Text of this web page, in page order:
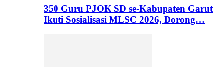
350 Guru PJOK SD se-Kabupaten Garut
Ikuti Sosialisasi MLSC 2026, Dorong…